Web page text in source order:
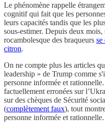
Le phénomène rappelle
cognitif qui fait que les
leurs capacités tandis que les
sous-estimer. Depuis deux mois,
rocambolesque des braqueurs se
citron.
On ne compte plus les articles
leadership » de Trump comme
personne informée et
factuellement erronées sur
sur des chèques de Sécurité
(complètement faux), tout
personne informée et rationnelle.